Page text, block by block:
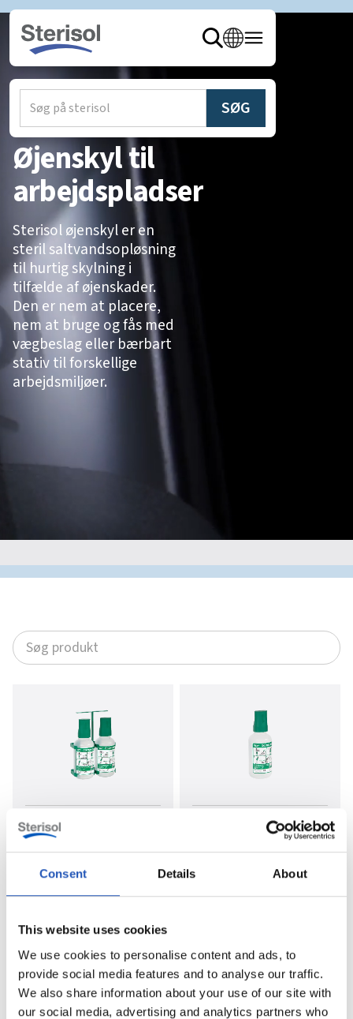
Consent Details About
This website uses cookies
We use cookies to personalise content and ads, to
provide social media features and to analyse our traffic.
We also share information about your use of our site with
our social media, advertising and analytics partners who
Øjenskyl til
arbejdspladser
Sterisol øjenskyl er en
steril saltvandsopløsning
til hurtig skylning i
tilfælde af øjenskader.
Den er nem at placere,
nem at bruge og fås med
vægbeslag eller bærbart
stativ til forskellige
arbejdsmiljøer.
Ögondusch 2x1 l
flaskor med bärbart
4635
Øjenbruser
Sterisol Øjenskyl med
bærbart stativ giver
hurtig adgang til steril
øjenskyl, dér hvor
behovet er størst.
Øjenbruser 1 l flaske
4631
1 l
Sterisol Øjenskyl 1 l er en
hurtig og effektiv
skylning af øjet ved
ulykker.